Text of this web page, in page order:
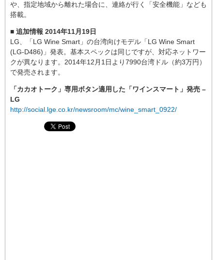
や、指定地域から離れた場合に、連絡が行く「安全機能」なども
搭載。
■ 追加情報 2014年11月19日
LG、「LG Wine Smart」の台湾向けモデル「LG Wine Smart
(LG-D486)」発表。基本スペックは同じですが、対応ネットワー
クが異なります。2014年12月1日より7990台湾ドル（約3万円）
で発売されます。
「カカオトーク」専用ボタン適用した「ワインスマート」発売 –
LG
http://social.lge.co.kr/newsroom/mc/wine_smart_0922/